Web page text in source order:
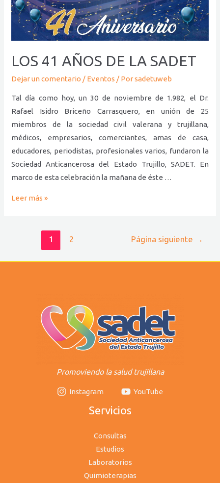
LOS 41 AÑOS DE LA SADET
Dejar un comentario / Eventos / Porsadetuweb
Tal día como hoy, un 30 de noviembre de 1.982, el Dr.
Rafael Isidro Briceño Carrasquero, en unión de 25
miembros de la sociedad civil valerana y trujillana,
médicos, empresarios, comerciantes, amas de casa,
educadores, periodistas, profesionales varios, fundaron la
Sociedad Anticancerosa del Estado Trujillo, SADET. En
marco de esta celebración la mañana de éste …
AÑOS
DE
Leer más »
1 2 Página siguiente →
Promoviendo la salud trujillana
Instagram YouTube
Servicios
Consultas
Estudios
Laboratorios
Quimioterapias